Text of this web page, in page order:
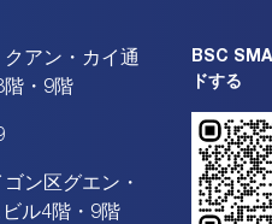
アン・カイ通
階・9階
ン区グエン・
ル4階・9階
BSC
ドする